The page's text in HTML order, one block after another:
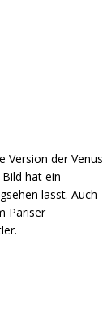
Version der Venus
hat ein
lässt. Auch
Pariser